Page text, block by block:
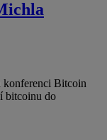
konferenci Bitcoin
bitcoinu do